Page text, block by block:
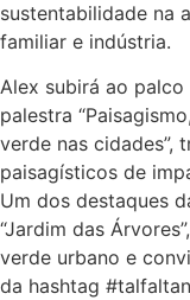
sustentabilidade na
familiar e indústria.
Alex subirá ao palco
palestra
verde nas cidades”,
paisagísticos de
Um dos destaques
“Jardim das
verde urbano e
da hashtag